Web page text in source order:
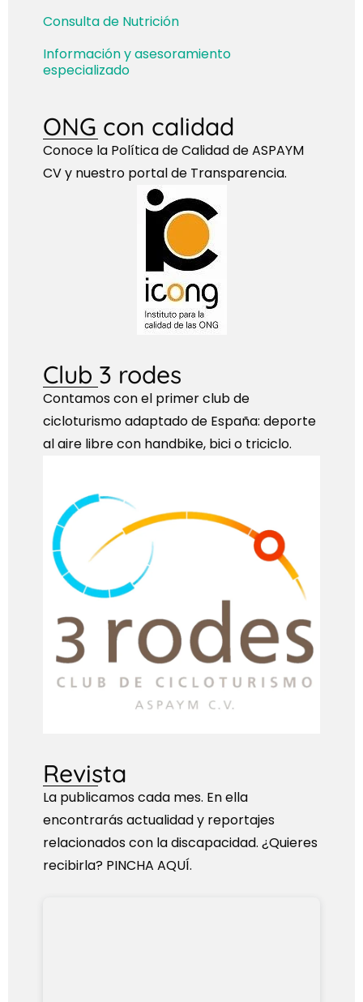
Consulta de Nutrición
Información y asesoramiento
especializado
ONG con calidad
Conoce la Política de Calidad de ASPAYM
CV y nuestro portal de Transparencia.
Club 3 rodes
Contamos con el primer club de
cicloturismo adaptado de España: deporte
al aire libre con handbike, bici o triciclo.
Revista
La publicamos cada mes. En ella
encontrarás actualidad y reportajes
relacionados con la discapacidad. ¿Quieres
recibirla? PINCHA AQUÍ.